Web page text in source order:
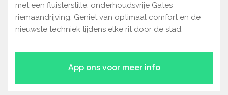
met een fluisterstille, onderhoudsvrije Gates
riemaandrijving. Geniet van optimaal comfort en de
nieuwste techniek tijdens elke rit door de stad.
App ons voor meer info